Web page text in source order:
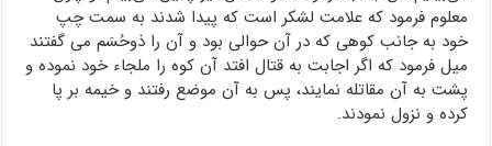
معلوم فرمود که علامت لشکر است که پیدا شدند به سمت چپ
خود به جانب کوهی که در آن حوالی بود و آن را ذوحُسَم می گفتند
میل فرمود که اگر اجابت به قتال افتد آن کوه را ملجاء خود نموده و
پشت به آن مقاتله نمایند، پس به آن موضع رفتند و خیمه بر پا
کرده و نزول نمودند.